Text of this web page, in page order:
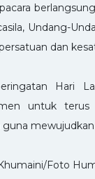
Undang-
dan
Hari
untuk terus
guna
Foto